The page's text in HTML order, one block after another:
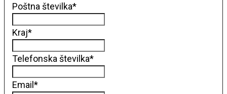
Poštna številka*
Kraj*
Telefonska številka*
Email*